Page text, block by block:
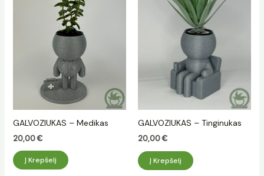
GALVOZIUKAS – Medikas
20,00€
Į Krepšelį
GALVOZIUKAS – Tinginukas
20,00€
Į Krepšelį